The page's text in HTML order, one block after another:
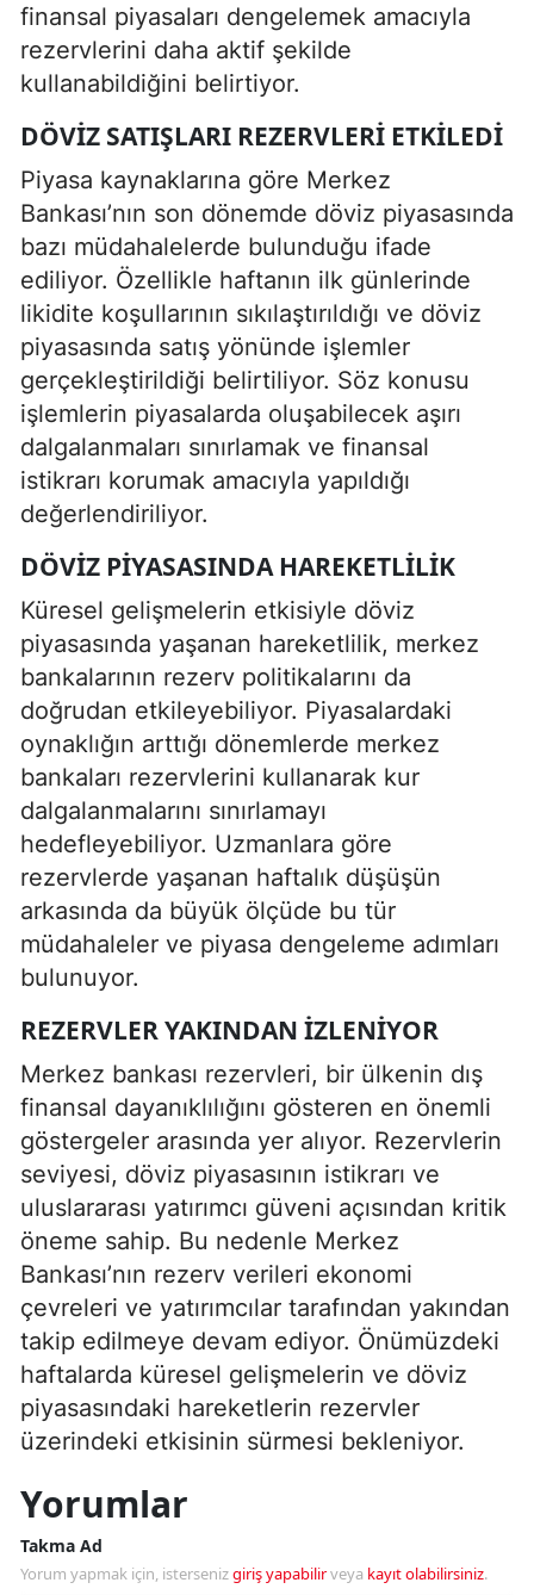
finansal piyasaları dengelemek amacıyla
rezervlerini daha aktif şekilde
kullanabildiğini belirtiyor.
DÖVIZ SATIŞLARI REZERVLERI ETKILEDI
Piyasa kaynaklarına göre Merkez
Bankası’nın son dönemde döviz piyasasında
bazı müdahalelerde bulunduğu ifade
ediliyor. Özellikle haftanın ilk günlerinde
likidite koşullarının sıkılaştırıldığı ve döviz
piyasasında satış yönünde işlemler
gerçekleştirildiği belirtiliyor. Söz konusu
işlemlerin piyasalarda oluşabilecek aşırı
dalgalanmaları sınırlamak ve finansal
istikrarı korumak amacıyla yapıldığı
değerlendiriliyor.
DÖVIZ PIYASASINDA HAREKETLILIK
Küresel gelişmelerin etkisiyle döviz
piyasasında yaşanan hareketlilik, merkez
bankalarının rezerv politikalarını da
doğrudan etkileyebiliyor. Piyasalardaki
oynaklığın arttığı dönemlerde merkez
bankaları rezervlerini kullanarak kur
dalgalanmalarını sınırlamayı
hedefleyebiliyor. Uzmanlara göre
rezervlerde yaşanan haftalık düşüşün
arkasında da büyük ölçüde bu tür
müdahaleler ve piyasa dengeleme adımları
bulunuyor.
REZERVLER YAKINDAN IZLENIYOR
Merkez bankası rezervleri, bir ülkenin dış
finansal dayanıklılığını gösteren en önemli
göstergeler arasında yer alıyor. Rezervlerin
seviyesi, döviz piyasasının istikrarı ve
uluslararası yatırımcı güveni açısından kritik
öneme sahip. Bu nedenle Merkez
Bankası’nın rezerv verileri ekonomi
çevreleri ve yatırımcılar tarafından yakından
takip edilmeye devam ediyor. Önümüzdeki
haftalarda küresel gelişmelerin ve döviz
piyasasındaki hareketlerin rezervler
üzerindeki etkisinin sürmesi bekleniyor.
Yorumlar
Takma Ad
Yorum yapmak için, istersenizgiriş yapabilirveya kayıt olabilirsiniz.